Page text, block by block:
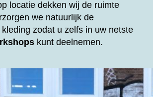
locatie dekken wij de ruimte
we natuurlijk de
zodat u zelfs in uw netste
kunt deelnemen.